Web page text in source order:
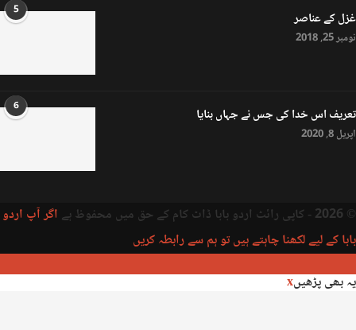
5 غزل کے عناصر
نومبر 25, 2018
6 تعریف اس خدا کی جس نے جہاں بنایا
اپریل 8, 2020
© 2026 - کاپی رائٹ اردو بابا ڈاٹ کام کے حق میں محفوظ ہے
اگر آپ اردو
بابا کے لیے لکھنا چاہتے ہیں تو ہم سے رابطہ کریں
یہ بھی پڑھیںx